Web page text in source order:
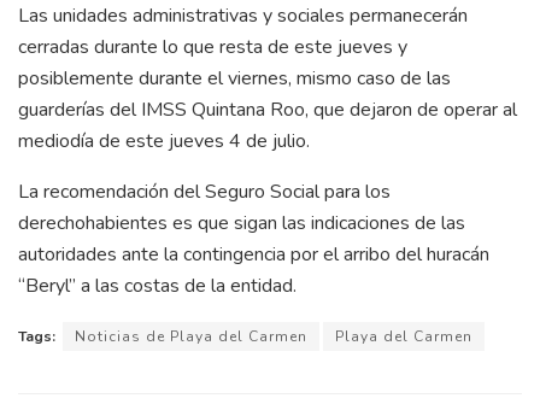
Las unidades administrativas y sociales permanecerán
cerradas durante lo que resta de este jueves y
posiblemente durante el viernes, mismo caso de las
guarderías del IMSS Quintana Roo, que dejaron de operar al
mediodía de este jueves 4 de julio.
La recomendación del Seguro Social para los
derechohabientes es que sigan las indicaciones de las
autoridades ante la contingencia por el arribo del huracán
“Beryl” a las costas de la entidad.
Tags: Noticias de Playa del Carmen Playa del Carmen